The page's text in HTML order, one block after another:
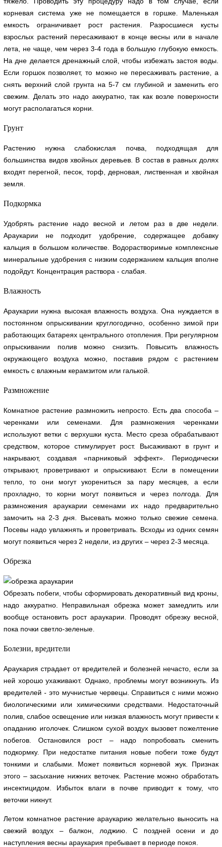
корневая система уже не помещается в горшке. Маленькая
емкость ограничивает рост растения. Разросшиеся кусты
взрослых растений пересаживают в конце весны или в начале
лета, не чаще, чем через 3-4 года в большую глубокую емкость.
На дне делается дренажный слой, чтобы избежать застоя воды.
Если горшок позволяет, то можно не пересаживать растение, а
снять верхний слой грунта на 5-7 см глубиной и заменить его
свежим. Делать это надо аккуратно, так как возле поверхности
могут располагаться корни.
Грунт
Растению нужна слабокислая почва, подходящая для
большинства видов хвойных деревьев. В состав в равных долях
входят перегной, песок, торф, дерновая, лиственная и хвойная
земля.
Подкормка
Удобрять растение надо весной и летом раз в две недели.
Араукарии не подходит удобрение, содержащее добавку
кальция в большом количестве. Водорастворимые комплексные
минеральные удобрения с низким содержанием кальция вполне
подойдут. Концентрация раствора - слабая.
Влажность
Араукарии нужна высокая влажность воздуха. Она нуждается в
постоянном опрыскивании круглогодично, особенно зимой при
работающих батареях центрального отопления. При регулярном
опрыскивании полив можно снизить. Повысить влажность
окружающего воздуха можно, поставив рядом с растением
емкость с влажным керамзитом или галькой.
Размножение
Комнатное растение размножить непросто. Есть два способа –
черенками или семенами. Для размножения черенками
используют ветки с верхушки куста. Место среза обрабатывают
средством, которое стимулирует рост. Высаживают в грунт и
накрывают, создавая «парниковый эффект». Периодически
открывают, проветривают и опрыскивают. Если в помещении
тепло, то они могут укорениться за пару месяцев, а если
прохладно, то корни могут появиться и через полгода. Для
размножения араукарии семенами их надо предварительно
замочить на 2-3 дня. Высевать можно только свежие семена.
Посевы надо увлажнять и проветривать. Всходы из одних семян
могут появиться через 2 недели, из других – через 2-3 месяца.
Обрезка
Обрезать побеги, чтобы сформировать декоративный вид кроны,
надо аккуратно. Неправильная обрезка может замедлить или
вообще остановить рост араукарии. Проводят обрезку весной,
пока почки светло-зеленые.
Болезни, вредители
Араукария страдает от вредителей и болезней нечасто, если за
ней хорошо ухаживают. Однако, проблемы могут возникнуть. Из
вредителей - это мучнистые червецы. Справиться с ними можно
биологическими или химическими средствами. Недостаточный
полив, слабое освещение или низкая влажность могут привести к
опаданию иголочек. Слишком сухой воздух вызовет пожелтение
побегов. Остановился рост – надо попробовать сменить
подкормку. При недостатке питания новые побеги тоже будут
тонкими и слабыми. Может появиться корневой жук. Признак
этого – засыхание нижних веточек. Растение можно обработать
инсектицидом. Избыток влаги в почве приводит к тому, что
веточки никнут.
Летом комнатное растение араукарию желательно выносить на
свежий воздух – балкон, лоджию. С поздней осени и до
наступления весны араукария пребывает в периоде покоя.